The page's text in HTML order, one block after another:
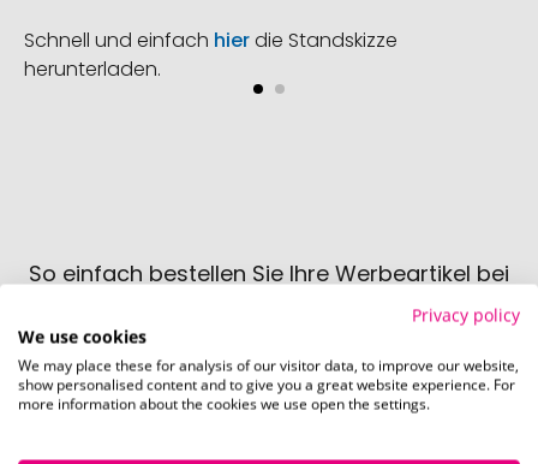
Schnell und einfach hierdie Standskizze
herunterladen.
So einfach bestellen Sie Ihre Werbeartikel bei
Privacy policy
We use cookies
We may place these for analysis of our visitor data, to improve our website,
show personalised content and to give you a great website experience. For
more information about the cookies we use open the settings.